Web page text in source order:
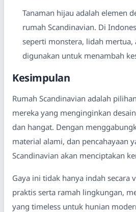
Tanaman hijau adalah elemen
rumah Scandinavian. Di
seperti monstera, lidah mertua,
digunakan untuk menambah
Kesimpulan
Rumah Scandinavian adalah
mereka yang menginginkan
dan hangat. Dengan
material alami, dan pencahayaan
Scandinavian akan menciptakan
Gaya ini tidak hanya indah secara
praktis serta ramah lingkungan,
yang timeless untuk hunian